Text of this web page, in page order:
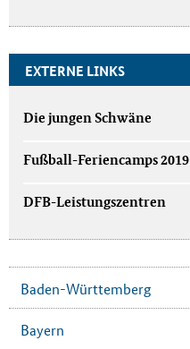
EXTERNE LINKS
Die jungen Schwäne
Fußball-Feriencamps 2019
DFB-Leistungszentren
Baden-Württemberg
Bayern